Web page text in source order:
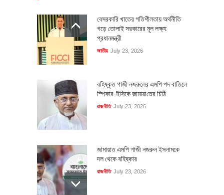
বেসরকারি খাতের গতিশীলতায় অর্থনীতি
গড়ে তোলাই সরকারের মূল লক্ষ্য:
প্রধানমন্ত্রী
জাতীয় July 23, 2026
বহিষ্কৃত গাজী নজরু‌লের এম‌পি পদ বা‌তি‌লে
স্পিকার-ইসিকে জামায়া‌তের চি‌ঠি
রাজনীতি July 23, 2026
জামায়াত এমপি গাজী নজরুল ইসলামকে
দল থেকে বহিষ্কার
রাজনীতি July 23, 2026